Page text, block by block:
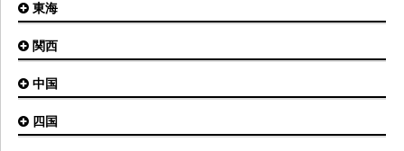
稚内空港
とかち帯広空港
根室中標津空港
奥尻空港
利尻空港
福島空港
大館能代空港
庄内空港
山形空港
茨城空港
八丈島空港
新潟空港
東海
名古屋(中部)空港
静岡空港
関西
大阪(伊丹)空港
神戸空港
中国
広島空港
四国